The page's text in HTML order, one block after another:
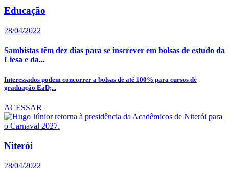
Educação
28/04/2022
Sambistas têm dez dias para se inscrever em bolsas de estudo da
Liesa e da...
Interessados podem concorrer a bolsas de até 100% para cursos de
graduação EaD;...
ACESSAR
Niterói
28/04/2022